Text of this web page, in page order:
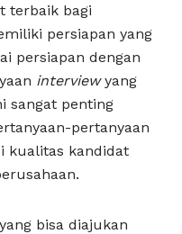
terbaik bagi
persiapan yang
persiapan dengan
interviewyang
sangat penting
pertanyaan
kualitas kandidat
bisa diajukan